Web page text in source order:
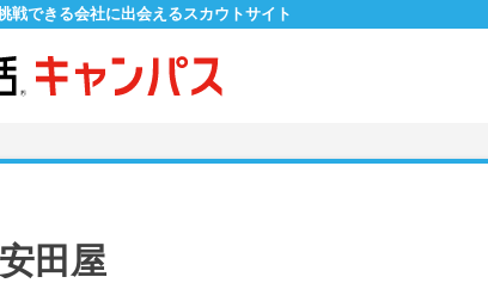
戦できる会社に出会えるスカウトサイト
田屋